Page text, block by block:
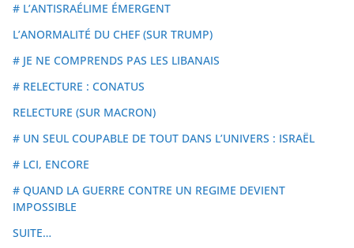
# L’ANTISRAÉLIME ÉMERGENT
L’ANORMALITÉ DU CHEF (SUR TRUMP)
# JE NE COMPRENDS PAS LES LIBANAIS
# RELECTURE : CONATUS
RELECTURE (SUR MACRON)
# UN SEUL COUPABLE DE TOUT DANS L’UNIVERS : ISRAËL
# LCI, ENCORE
# QUAND LA GUERRE CONTRE UN REGIME DEVIENT
IMPOSSIBLE
SUITE…